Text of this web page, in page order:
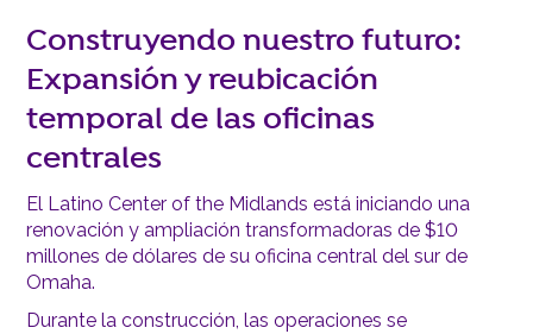
Construyendo nuestro futuro:
Expansión y reubicación
temporal de las oficinas
centrales
El Latino Center of the Midlands está iniciando una
renovación y ampliación transformadoras de $10
millones de dólares de su oficina central del sur de
Omaha.
Durante la construcción, las operaciones se